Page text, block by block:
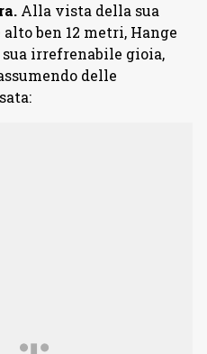
Alla vista della sua
ben 12 metri, Hange
irrefrenabile gioia,
delle